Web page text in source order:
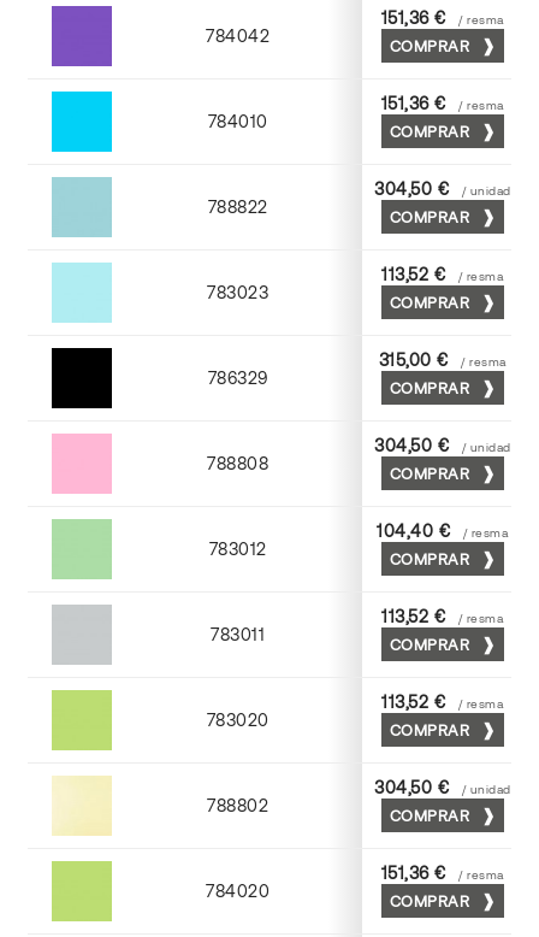
784042
Viola
151,36 € / resma
COMPRAR
784010
Mediterraneo
151,36 € / resma
COMPRAR
788822
Turquesa
304,50 € / unidad
COMPRAR
783023
Atlantic
113,52 € / resma
COMPRAR
786329
Negro
315,00 € / resma
COMPRAR
788808
Coral
304,50 € / unidad
COMPRAR
783012
Nilo
104,40 € / resma
COMPRAR
783011
Cendra
113,52 € / resma
COMPRAR
783020
Gespa
113,52 € / resma
COMPRAR
788802
Crema
304,50 € / unidad
COMPRAR
784020
Gespa
151,36 € / resma
COMPRAR